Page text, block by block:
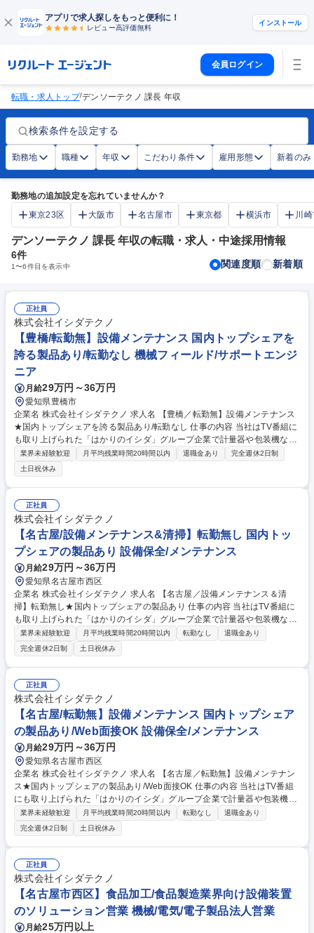
アプリで求人探しをもっと便利に！
レビュー高評価無料
インストール
会員ログイン
転職・求人トップ/デンソーテクノ 課長 年収
検索条件を設定する
勤務地 職種 年収 こだわり条件 雇用形態 新着のみ
勤務地の追加設定を忘れていませんか？
東京23区
大阪市 名古屋市 東京都 横浜市 川
デンソーテクノ 課長 年収の転職・求人・中途採用情報
6件
1〜6件目を表示中 関連度順 新着順
正社員
株式会社イシダテクノ
【豊橋/転勤無】設備メンテナンス 国内トップシェアを
誇る製品あり/転勤なし 機械フィールド/サポートエンジ
ニア
月給29万円～36万円
愛知県豊橋市
企業名 株式会社イシダテクノ 求人名 【豊橋／転勤無】設備メンテナンス
★国内トップシェアを誇る製品あり/転勤なし 仕事の内容 当社はTV番組に
も取り上げられた「はかりのイシダ」グループ企業で計量器や包装機など
を中心に大手企業様との取引をしております。今後の組織体制強化を目的
に豊橋地区の担当をお任せします。 【主な業務】 ■ 当社設備のセットア
ップ ■導入後の定期メンテナンス ■不具合発生時の修理、調整 ※建物の改
変を伴う業務は含まない 【お客様について】 愛知県内の工場向け製品と
流通小売り(スーパーや百貨店など)向け製品で担当を分けております。1日
のご訪問件数は5～6件程度です。 募集職種 【豊橋／転勤無】設備メンテ
ナンス★国内トップシェアを誇る製品あり/転勤なし
業界未経験歓迎 月平均残業時間20時間以内 退職金あり
完全週休2日制
土日祝休み
正社員
株式会社イシダテクノ
【名古屋/設備メンテナンス&清掃】転勤無し 国内トッ
プシェアの製品あり 設備保全/メンテナンス
月給29万円～36万円
愛知県名古屋市西区
企業名 株式会社イシダテクノ 求人名 【名古屋／設備メンテナンス＆清
掃】転勤無し★国内トップシェアの製品あり 仕事の内容 当社はTV番組に
も取り上げられた「はかりのイシダ」グループ企業で計量器や包装機など
を中心に大手企業様との取引をしております。組織体制強化を目的に名古
屋地区の担当をお任せします。 ■食品包装機の清掃 ■トップシーラーの清
掃/点検 ※アルバイトの方々への指示だしや現場へ行き作業も行います。
募集職種 【名古屋／設備メンテナンス＆清掃】転勤無し★国内トップシェ
アの製品あり
業界未経験歓迎 月平均残業時間20時間以内 転勤なし
退職金あり
完全週休2日制
土日祝休み
正社員
株式会社イシダテクノ
【名古屋/転勤無】設備メンテナンス 国内トップシェア
の製品あり/Web面接OK 設備保全/メンテナンス
月給29万円～36万円
愛知県名古屋市西区
企業名 株式会社イシダテクノ 求人名 【名古屋／転勤無】設備メンテナン
ス★国内トップシェアの製品あり/Web面接OK 仕事の内容 当社はTV番組
にも取り上げられた「はかりのイシダ」グループ企業で計量器や包装機な
どを中心に大手企業様との取引をしております。今後の組織体制強化を目
的に名古屋地区の担当をお任せします。 【主な業務】 ■ 当社設備のセッ
トアップ ■導入後の定期メンテナンス ■不具合発生時の修理、調整 【お客
様について】 愛知県内の工場向け製品と流通小売り(スーパーや百貨店な
ど)向け製品で担当を分けております。1日のご訪問件数は5～6件程度で
す。 募集職種 【名古屋／転勤無】設備メンテナンス★国内トップシェア
の製品あり/Web面接OK
業界未経験歓迎 月平均残業時間20時間以内 転勤なし
退職金あり
完全週休2日制
土日祝休み
正社員
株式会社イシダテクノ
【名古屋市西区】食品加工/食品製造業界向け設備装置
のソリューション営業 機械/電気/電子製品法人営業
月給25万円以上